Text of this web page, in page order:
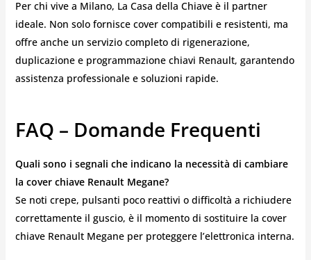
Per chi vive a Milano, La Casa della Chiave è il partner
ideale. Non solo fornisce cover compatibili e resistenti, ma
offre anche un servizio completo di rigenerazione,
duplicazione e programmazione chiavi Renault, garantendo
assistenza professionale e soluzioni rapide.
FAQ – Domande Frequenti
Quali sono i segnali che indicano la necessità di cambiare
la cover chiave Renault Megane?
Se noti crepe, pulsanti poco reattivi o difficoltà a richiudere
correttamente il guscio, è il momento di sostituire la cover
chiave Renault Megane per proteggere l’elettronica interna.